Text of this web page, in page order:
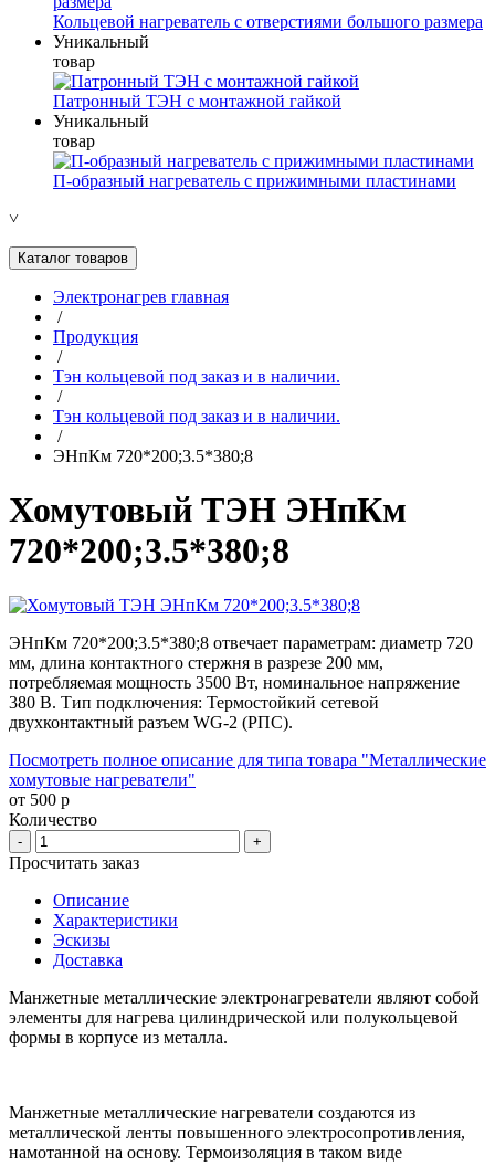
Кольцевой нагреватель с отверстиями большого размера
Уникальный
товар
Патронный ТЭН с монтажной гайкой
Уникальный
товар
П-образный нагреватель с прижимными пластинами
˅
Каталог товаров
Электронагрев главная
/
Продукция
/
Тэн кольцевой под заказ и в наличии.
/
Тэн кольцевой под заказ и в наличии.
/
ЭНпКм 720*200;3.5*380;8
Хомутовый ТЭН ЭНпКм
720*200;3.5*380;8
ЭНпКм 720*200;3.5*380;8 отвечает параметрам: диаметр 720
мм, длина контактного стержня в разрезе 200 мм,
потребляемая мощность 3500 Вт, номинальное напряжение
380 В. Тип подключения: Термостойкий сетевой
двухконтактный разъем WG-2 (РПС).
Посмотреть полное описание для типа товара "Металлические
хомутовые нагреватели"
от 500 р
Количество
- +
Просчитать заказ
Описание
Характеристики
Эскизы
Доставка
Манжетные металлические электронагреватели являют собой
элементы для нагрева цилиндрической или полукольцевой
формы в корпусе из металла.
Манжетные металлические нагреватели создаются из
металлической ленты повышенного электросопротивления,
намотанной на основу. Термоизоляция в таком виде